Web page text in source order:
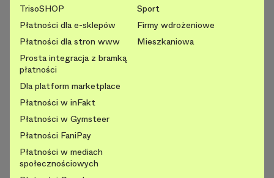
TrisoSHOP
Płatności dla e-sklepów
Płatności dla stron www
Prosta integracja z bramką
płatności
Dla platform marketplace
Płatności w inFakt
Płatności w Gymsteer
Płatności FaniPay
Płatności w mediach
społecznościowych
Sport
Firmy wdrożeniowe
Mieszkaniowa